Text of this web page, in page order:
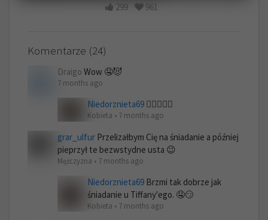
299 961
Komentarze (24)
Draigo Wow 🤤😈
7 months ago
Niedorznieta69 👉🏾👈🏾😈
Kobieta • 7 months ago
grar_ulfur Przelizałbym Cię na śniadanie a później
pieprzył te bezwstydne usta 😉
Mężczyzna • 7 months ago
Niedorznieta69 Brzmi tak dobrze jak
śniadanie u Tiffany'ego. 🤤😏
Kobieta • 7 months ago